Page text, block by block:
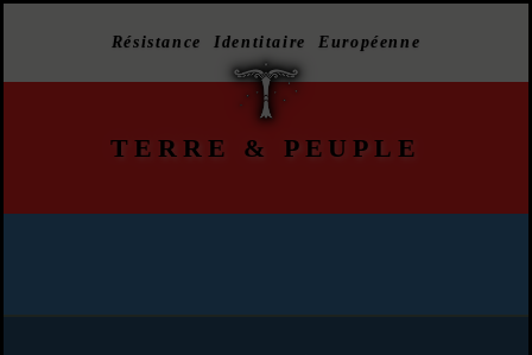
Résistance Identitaire Européenne
TERRE & PEUPLE